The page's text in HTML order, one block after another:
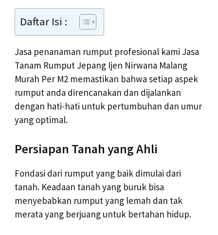
Daftar Isi :
Jasa penanaman rumput profesional kami Jasa
Tanam Rumput Jepang Ijen Nirwana Malang
Murah Per M2 memastikan bahwa setiap aspek
rumput anda direncanakan dan dijalankan
dengan hati-hati untuk pertumbuhan dan umur
yang optimal.
Persiapan Tanah yang Ahli
Fondasi dari rumput yang baik dimulai dari
tanah. Keadaan tanah yang buruk bisa
menyebabkan rumput yang lemah dan tak
merata yang berjuang untuk bertahan hidup.